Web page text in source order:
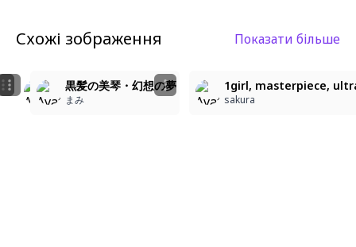
Схожі зображення Показати більше
1girl, masterpiece, ultra detailed, looking at viewer,
ももちゃん
離苑
黒髪の美琴・幻想の夢
まみ
1girl, masterpiece,
sakura